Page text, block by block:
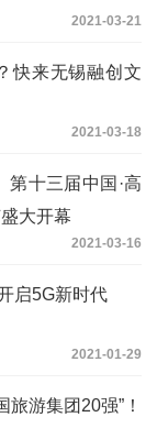
2021-03-21
快来无锡融创文
2021-03-18
第十三届中国·高
大开幕
2021-03-16
启5G新时代
2021-01-29
游集团20强”！